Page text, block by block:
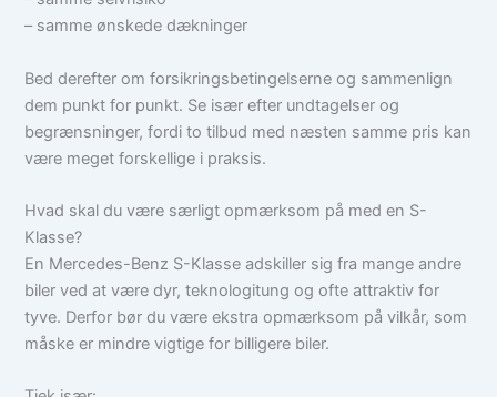
– samme ønskede dækninger
Bed derefter om forsikringsbetingelserne og sammenlign
dem punkt for punkt. Se især efter undtagelser og
begrænsninger, fordi to tilbud med næsten samme pris kan
være meget forskellige i praksis.
Hvad skal du være særligt opmærksom på med en S-
Klasse?
En Mercedes-Benz S-Klasse adskiller sig fra mange andre
biler ved at være dyr, teknologitung og ofte attraktiv for
tyve. Derfor bør du være ekstra opmærksom på vilkår, som
måske er mindre vigtige for billigere biler.